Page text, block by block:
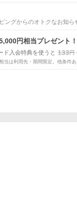
ングからのオトクなお知ら
円相当プレゼント！
ド入会特典を使うと 133円
当は利用先・期間限定。他条件あ